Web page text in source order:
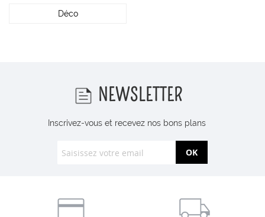
Déco
NEWSLETTER
Inscrivez-vous et recevez nos bons plans
OK